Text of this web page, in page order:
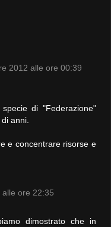
2012 alle ore 00:39
di "Federazione"
anni.
e concentrare risorse e
ore 22:35
dimostrato che in